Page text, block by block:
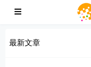
最新文章